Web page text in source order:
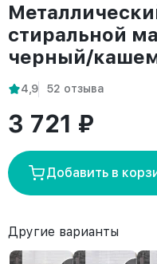
стиральной
черный/
4,9 52 отзыва
3 721 ₽
Добавить в
Другие варианты